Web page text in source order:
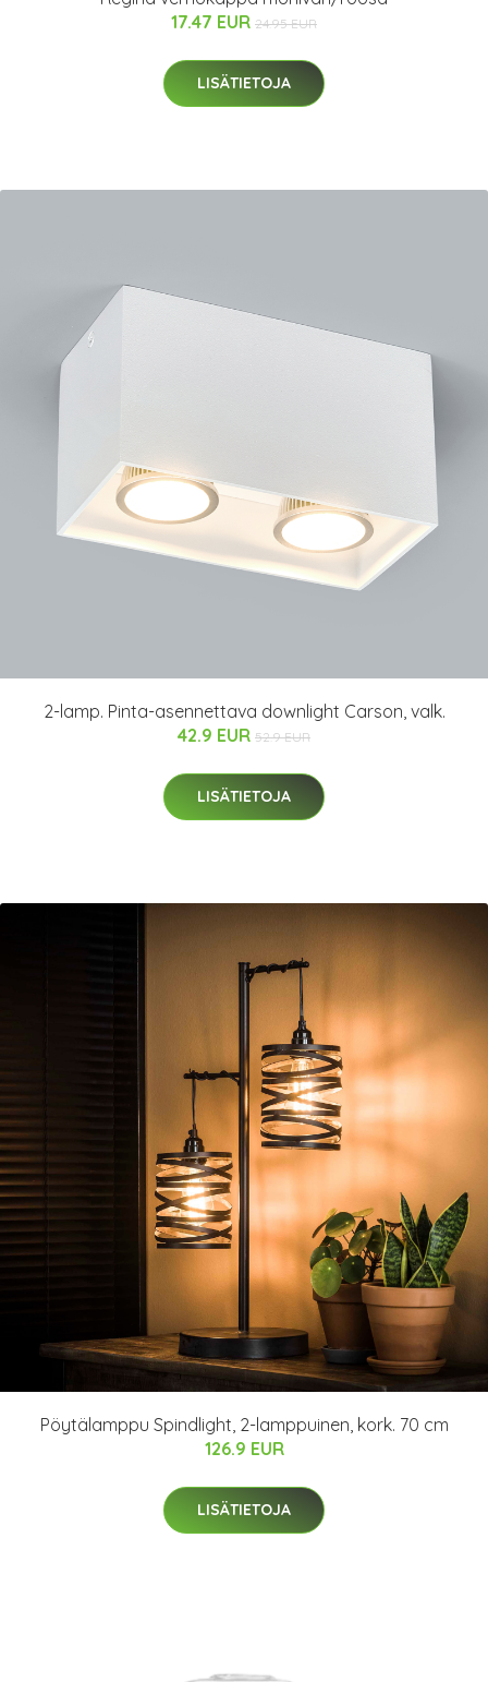
17.47 EUR 24.95 EUR
LISÄTIETOJA
2-lamp. Pinta-asennettava downlight Carson, valk.
42.9 EUR 52.9 EUR
LISÄTIETOJA
Pöytälamppu Spindlight, 2-lamppuinen, kork. 70 cm
126.9 EUR
LISÄTIETOJA